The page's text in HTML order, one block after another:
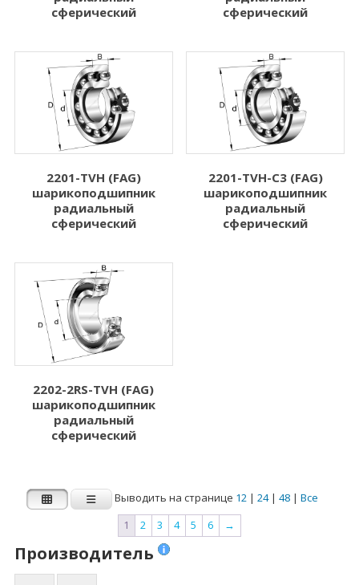
сферический
сферический
2201-TVH (FAG)
шарикоподшипник
радиальный
сферический
2201-TVH-C3 (FAG)
шарикоподшипник
радиальный
сферический
2202-2RS-TVH (FAG)
шарикоподшипник
радиальный
сферический
Выводить на странице 12| 24| 48| Все
1
2 3 4 5 6 →
Производитель